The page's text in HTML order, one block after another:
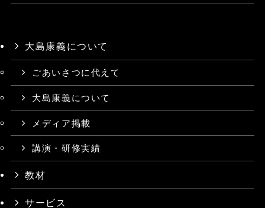
大島康義について
ごあいさつに代えて
大島康義について
メディア掲載
講演・研修実績
教材
サービス